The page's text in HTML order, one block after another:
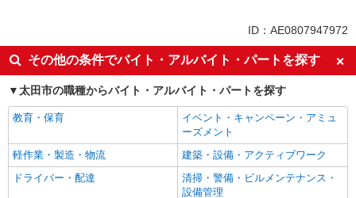
即日勤務OK
履歴書不要
Web面接OK
未経験歓迎
ミドル（40代～）活躍中
英語が活かせる
語学力を活かせる（英語以外）
ボーナス・賞与あり
昇給あり
日払い
週払い
10時～勤務OK
ネイルOK
ID：AE0807947972
その他の条件でバイト・アルバイト・パートを探す
太田市の職種からバイト・アルバイト・パートを探す
教育・保育
イベント・キャンペーン・アミュ
ーズメント
軽作業・製造・物流
建築・設備・アクティブワーク
ドライバー・配達
清掃・警備・ビルメンテナンス・
設備管理